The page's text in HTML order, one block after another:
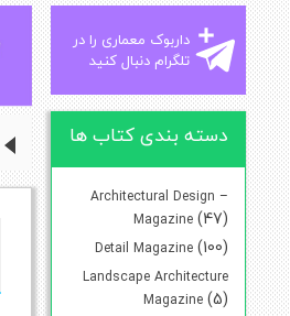
داربوک معماری را در
تلگرام دنبال کنید
دسته بندی کتاب ها
Architectural Design –
Magazine(47)
Detail Magazine(100)
Landscape Architecture
Magazine(5)